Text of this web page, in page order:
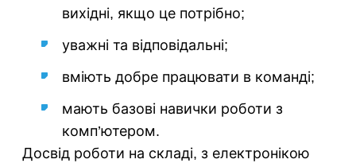
вихідні, якщо це потрібно;
уважні та відповідальні;
вміють добре працювати в команді;
мають базові навички роботи з
комп’ютером.
Досвід роботи на складі, з електронікою